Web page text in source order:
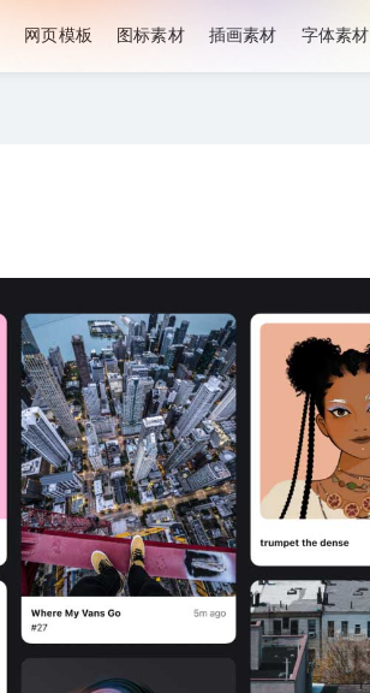
网页模板 图标素材 插画素材 字体素材